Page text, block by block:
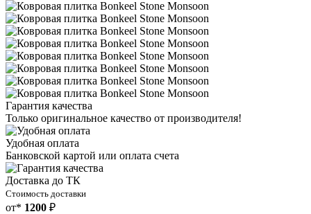
Гарантия качества
Только оригинальное качество от производителя!
Удобная оплата
Банковской картой или оплата счета
Доставка до ТК
Стоимость доставки
от* 1200 ₽